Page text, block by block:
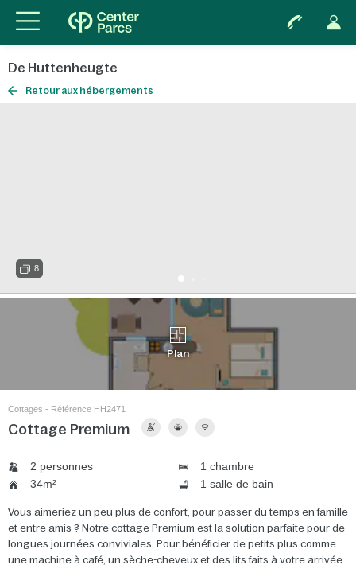
De Huttenheugte
Retour aux hébergements
8
Plan
Cottages - Référence HH2471
Cottage Premium
2 personnes
1 chambre
34m²
1 salle de bain
Vous aimeriez un peu plus de confort, pour passer du temps en famille
et entre amis ? Notre cottage Premium est la solution parfaite pour de
longues journées conviviales. Pour bénéficier de petits plus comme
une machine à café, un sèche-cheveux et des lits faits à votre arrivée.